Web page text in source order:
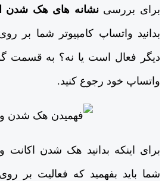
برای بررسینشانه های هک شدن
بدانید واتساپ کامپیوتر شما بر
دیگر فعال است یا نه؟ به قسمت
واتساپ خود رجوع کنید.
برای اینکه بدانید هک شدن اکانت
شما باید بفهمید که فعالیت بر